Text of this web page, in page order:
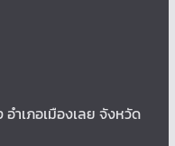
ำเภอเมืองเลย จังหวัด